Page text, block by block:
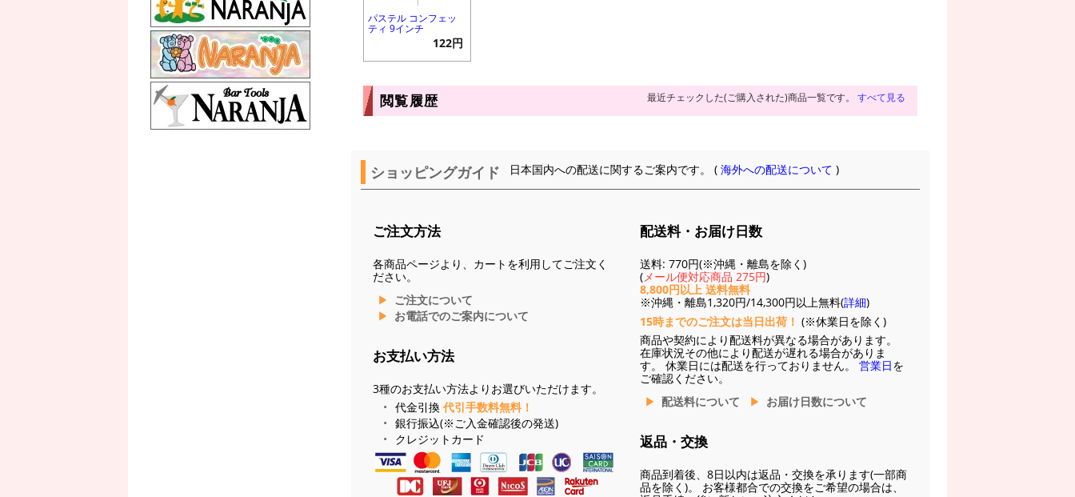
パステル コンフェッ
ティ 9インチ
122円
閲覧履歴 最近チェックした(ご購入された)商品一覧です。 すべて見る
ショッピングガイド 日本国内への配送に関するご案内です。 (海外への配送について )
ご注文方法
各商品ページより、カートを利用してご注文く
ださい。
ご注文について
お電話でのご案内について
お支払い方法
3種のお支払い方法よりお選びいただけます。
代金引換 代引手数料無料！
銀行振込(※ご入金確認後の発送)
クレジットカード
配送料・お届け日数
送料: 770円(※沖縄・離島を除く)
(メール便対応商品 275円)
8,800円以上 送料無料
※沖縄・離島1,320円/14,300円以上無料(詳細)
15時までのご注文は当日出荷！ (※休業日を除く)
商品や契約により配送料が異なる場合があります。
在庫状況その他により配送が遅れる場合がありま
す。 休業日には配送を行っておりません。 営業日を
ご確認ください。
配送料について
お届け日数について
返品・交換
商品到着後、8日以内は返品・交換を承ります(一部商
品を除く)。 お客様都合での交換をご希望の場合は、